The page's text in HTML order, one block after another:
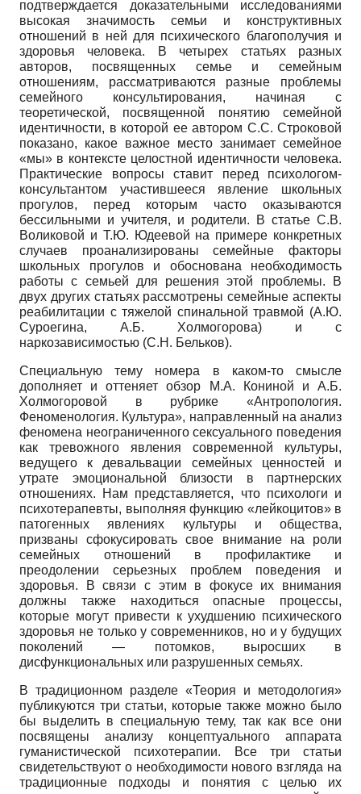
подтверждается доказательными исследованиями
высокая значимость семьи и конструктивных
отношений в ней для психического благополучия и
здоровья человека. В четырех статьях разных
авторов, посвященных семье и семейным
отношениям, рассматриваются разные проблемы
семейного консультирования, начиная с
теоретической, посвященной понятию семейной
идентичности, в которой ее автором С.С. Строковой
показано, какое важное место занимает семейное
«мы» в контексте целостной идентичности человека.
Практические вопросы ставит перед психологом-
консультантом участившееся явление школьных
прогулов, перед которым часто оказываются
бессильными и учителя, и родители. В статье С.В.
Воликовой и Т.Ю. Юдеевой на примере конкретных
случаев проанализированы семейные факторы
школьных прогулов и обоснована необходимость
работы с семьей для решения этой проблемы. В
двух других статьях рассмотрены семейные аспекты
реабилитации с тяжелой спинальной травмой (А.Ю.
Суроегина, А.Б. Холмогорова) и с
наркозависимостью (С.Н. Бельков).
Специальную тему номера в каком-то смысле
дополняет и оттеняет обзор М.А. Кониной и А.Б.
Холмогоровой в рубрике «Антропология.
Феноменология. Культура», направленный на анализ
феномена неограниченного сексуального поведения
как тревожного явления современной культуры,
ведущего к девальвации семейных ценностей и
утрате эмоциональной близости в партнерских
отношениях. Нам представляется, что психологи и
психотерапевты, выполняя функцию «лейкоцитов» в
патогенных явлениях культуры и общества,
призваны сфокусировать свое внимание на роли
семейных отношений в профилактике и
преодолении серьезных проблем поведения и
здоровья. В связи с этим в фокусе их внимания
должны также находиться опасные процессы,
которые могут привести к ухудшению психического
здоровья не только у современников, но и у будущих
поколений — потомков, выросших в
дисфункциональных или разрушенных семьях.
В традиционном разделе «Теория и методология»
публикуются три статьи, которые также можно было
бы выделить в специальную тему, так как все они
посвящены анализу концептуального аппарата
гуманистической психотерапии. Все три статьи
свидетельствуют о необходимости нового взгляда на
традиционные подходы и понятия с целью их